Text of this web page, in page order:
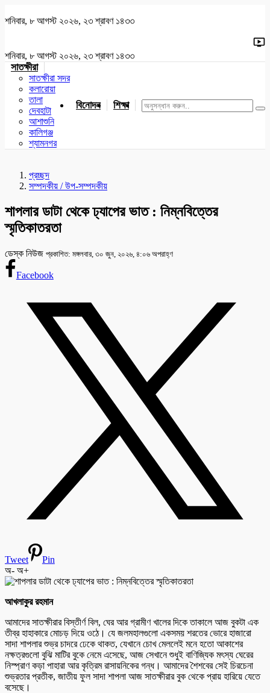
শনিবার, ৮ আগস্ট ২০২৬, ২৩ শ্রাবণ ১৪৩৩
শনিবার, ৮ আগস্ট ২০২৬, ২৩ শ্রাবণ ১৪৩৩
সাতক্ষীরা
সাতক্ষীরা সদর
কলারোয়া
তালা
দেবহাটা
আশাশুনি
কালিগঞ্জ
শ্যামনগর
বিনোদন শিক্ষা খেলাধুলা জাতীয় যশোর
প্রচ্ছদ
সম্পদকীয় / উপ-সম্পদকীয়
শাপলার ডাটা থেকে ঢ্যাপের ভাত : নিম্নবিত্তের
স্মৃতিকাতরতা
ডেস্ক নিউজ প্রকাশিত: মঙ্গলবার, ৩০ জুন, ২০২৬, ৪:০৬ অপরাহ্ণ
Facebook
Tweet
Pin
অ- অ+
আখলাকুর রহমান
আমাদের সাতক্ষীরার বিস্তীর্ণ বিল, ঘের আর গ্রামীণ খালের দিকে তাকালে আজ বুকটা এক
তীব্র হাহাকারে মোচড় দিয়ে ওঠে। যে জলমহালগুলো একসময় শরতের ভোরে হাজারো
সাদা শাপলার শুভ্র চাদরে ঢেকে থাকত, যেখানে চোখ মেললেই মনে হতো আকাশের
নক্ষত্রগুলো বুঝি মাটির বুকে নেমে এসেছে, আজ সেখানে শুধুই বাণিজ্যিক মৎস্য ঘেরের
নিস্প্রাণ কড়া পাহারা আর কৃত্রিম রাসায়নিকের গন্ধ। আমাদের শৈশবের সেই চিরচেনা
শুভ্রতার প্রতীক, জাতীয় ফুল সাদা শাপলা আজ সাতক্ষীরার বুক থেকে প্রায় হারিয়ে যেতে
বসেছে।